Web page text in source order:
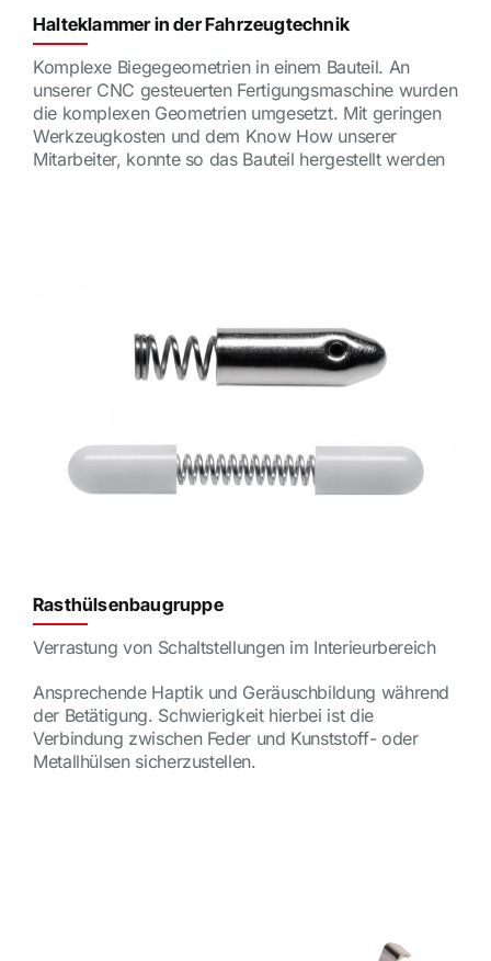
Halteklammer in der Fahrzeugtechnik
Komplexe Biegegeometrien in einem Bauteil. An
unserer CNC gesteuerten Fertigungsmaschine wurden
die komplexen Geometrien umgesetzt. Mit geringen
Werkzeugkosten und dem Know How unserer
Mitarbeiter, konnte so das Bauteil hergestellt werden
Rasthülsenbaugruppe
Verrastung von Schaltstellungen im Interieurbereich
Ansprechende Haptik und Geräuschbildung während
der Betätigung. Schwierigkeit hierbei ist die
Verbindung zwischen Feder und Kunststoff- oder
Metallhülsen sicherzustellen.